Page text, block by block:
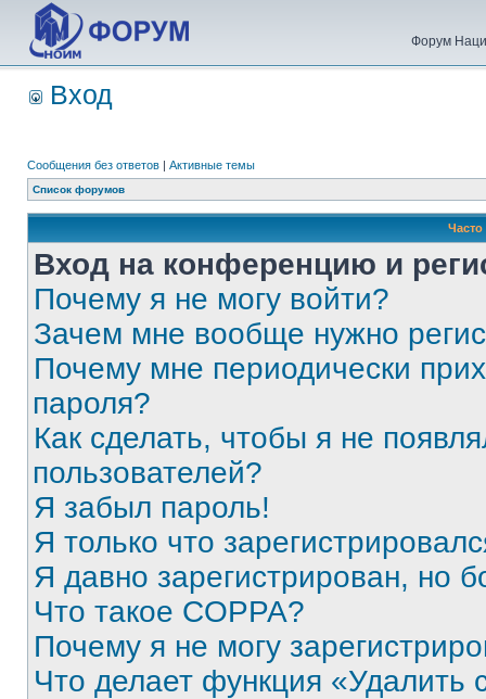
Форум
Вход
Сообщения без ответов | Активные темы
Список форумов
Вход на конференцию и
Почему я не могу войти?
Зачем мне вообще нужно
Почему мне периодически
пароля?
Как сделать, чтобы я не
пользователей?
Я забыл пароль!
Я только что
Я давно зарегистрирован, но
Что такое COPPA?
Почему я не могу
Что делает функция «Удалить